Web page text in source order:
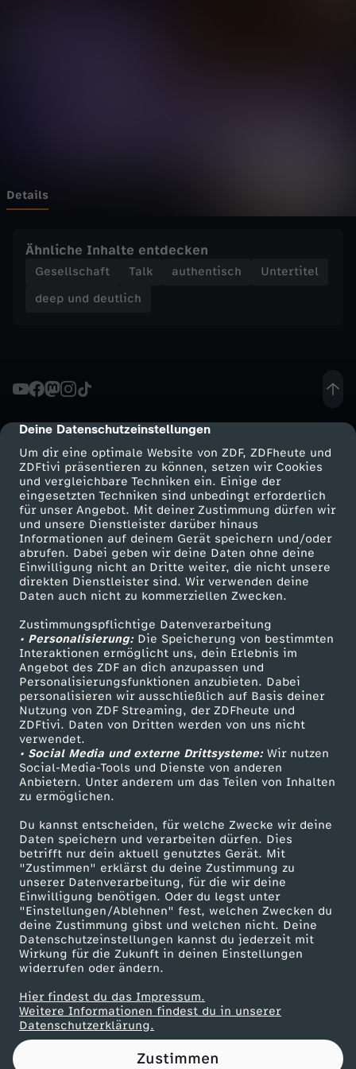
cmp-dialog-description
Deine Datenschutzeinstellungen
Um dir eine optimale Website von ZDF, ZDFheute und
ZDFtivi präsentieren zu können, setzen wir Cookies
und vergleichbare Techniken ein. Einige der
eingesetzten Techniken sind unbedingt erforderlich
für unser Angebot. Mit deiner Zustimmung dürfen wir
und unsere Dienstleister darüber hinaus
Informationen auf deinem Gerät speichern und/oder
abrufen. Dabei geben wir deine Daten ohne deine
Einwilligung nicht an Dritte weiter, die nicht unsere
direkten Dienstleister sind. Wir verwenden deine
Daten auch nicht zu kommerziellen Zwecken.
Zustimmungspflichtige Datenverarbeitung
• Personalisierung:Die Speicherung von bestimmten
Interaktionen ermöglicht uns, dein Erlebnis im
Angebot des ZDF an dich anzupassen und
Personalisierungsfunktionen anzubieten. Dabei
personalisieren wir ausschließlich auf Basis deiner
Nutzung von ZDF Streaming, der ZDFheute und
ZDFtivi. Daten von Dritten werden von uns nicht
verwendet.
• Social Media und externe Drittsysteme:Wir nutzen
Social-Media-Tools und Dienste von anderen
Anbietern. Unter anderem um das Teilen von Inhalten
zu ermöglichen.
Du kannst entscheiden, für welche Zwecke wir deine
Daten speichern und verarbeiten dürfen. Dies
betrifft nur dein aktuell genutztes Gerät. Mit
"Zustimmen" erklärst du deine Zustimmung zu
unserer Datenverarbeitung, für die wir deine
Einwilligung benötigen. Oder du legst unter
"Einstellungen/Ablehnen" fest, welchen Zwecken du
deine Zustimmung gibst und welchen nicht. Deine
Datenschutzeinstellungen kannst du jederzeit mit
Wirkung für die Zukunft in deinen Einstellungen
widerrufen oder ändern.
Hier findest du das Impressum.
Weitere Informationen findest du in unserer
Datenschutzerklärung.
Zustimmen
i
h
o
c
h
n
a
c
h
d
e
r
O
P
w
u
r
d
e
e
Details
Ähnliche Inhalte entdecken
Gesellschaft Talk authentisch
Untertitel
deep und deutlich
Mehr ZDF
ZDF-Apps
Smart TV
ZDFtext
Livestreams
Sendungen A-Z
TV-Programm
Service
ZDFmitreden
Kontakt zum ZDF
Tickets
Zuschauerservice
Hilfe
ZDF Unternehmen
Karriere
ZDF goes Schule
Werbefernsehen
Mainzelmännchen
Partner